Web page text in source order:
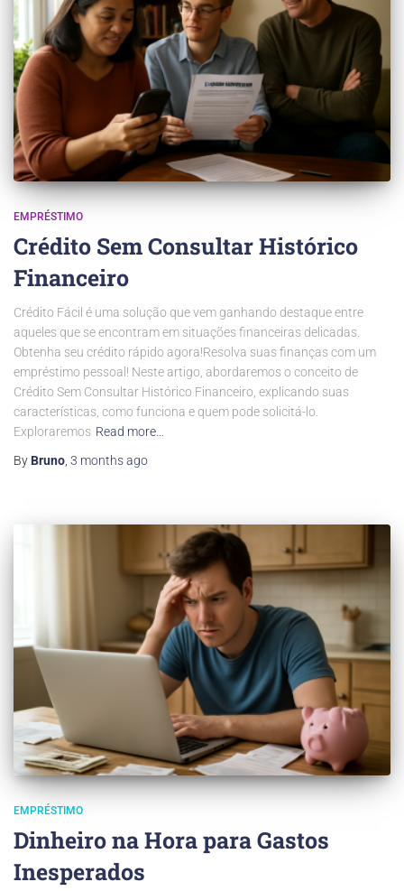
EMPRÉSTIMO
Crédito Sem Consultar Histórico
Financeiro
Crédito Fácil é uma solução que vem ganhando destaque entre
aqueles que se encontram em situações financeiras delicadas.
Obtenha seu crédito rápido agora!Resolva suas finanças com um
empréstimo pessoal! Neste artigo, abordaremos o conceito de
Crédito Sem Consultar Histórico Financeiro, explicando suas
características, como funciona e quem pode solicitá-lo.
Exploraremos Read more…
By Bruno 3 monthsago
EMPRÉSTIMO
Dinheiro na Hora para Gastos
Inesperados